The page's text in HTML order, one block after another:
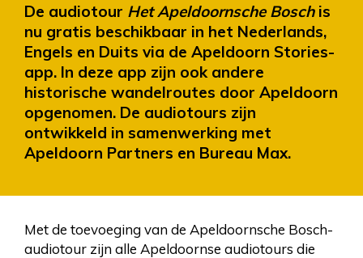
De audiotour Het Apeldoornsche Boschis
nu gratis beschikbaar in het Nederlands,
Engels en Duits via de Apeldoorn Stories-
app. In deze app zijn ook andere
historische wandelroutes door Apeldoorn
opgenomen. De audiotours zijn
ontwikkeld in samenwerking met
Apeldoorn Partners en Bureau Max.
Met de toevoeging van de Apeldoornsche Bosch-
audiotour zijn alle Apeldoornse audiotours die